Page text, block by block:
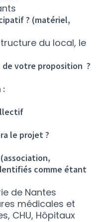
? (matériel,
du local, le
votre proposition ?
:
le projet ?
comme étant
de Nantes
médicales et
CHU, Hôpitaux